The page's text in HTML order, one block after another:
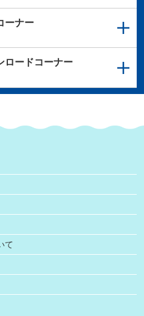
ーナー
ロードコーナー
て